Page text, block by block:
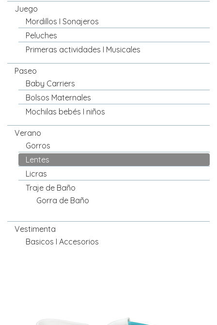
Juego
Mordillos I Sonajeros
Peluches
Primeras actividades I Musicales
Paseo
Baby Carriers
Bolsos Maternales
Mochilas bebés I niños
Verano
Gorros
Lentes
Licras
Traje de Baño
Gorra de Baño
Vestimenta
Basicos I Accesorios